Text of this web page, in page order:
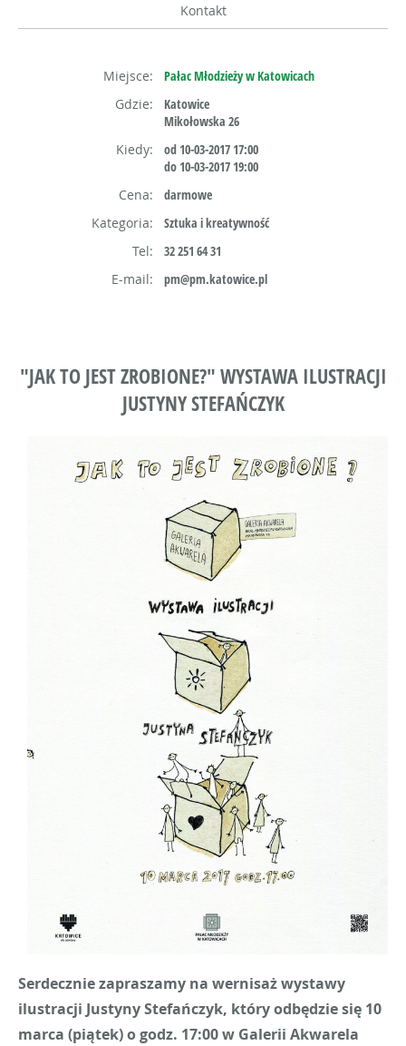
Kontakt
Miejsce:
Pałac Młodzieży w Katowicach
Gdzie:
Katowice
Mikołowska 26
Kiedy:
od 10-03-2017 17:00
do 10-03-2017 19:00
Cena:
darmowe
Kategoria:
Sztuka i kreatywność
Tel:
32 251 64 31
E-mail:
pm@pm.katowice.pl
"JAK TO JEST ZROBIONE?" WYSTAWA ILUSTRACJI
JUSTYNY STEFAŃCZYK
Serdecznie zapraszamy na wernisaż wystawy
ilustracji Justyny Stefańczyk, który odbędzie się 10
marca (piątek) o godz. 17:00 w Galerii Akwarela